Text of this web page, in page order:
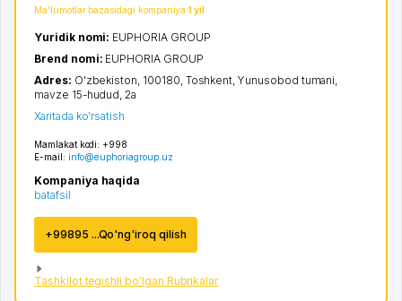
Ma'lumotlar bazasidagi kompaniya1 yil
Mamlakat kodi: +998
E-mail: info@euphoriagroup.uz
Kompaniya haqida
batafsil
+99895 ...Qo'ng'iroq qilish
Tashkilot tegishli bo'lgan Rubrikalar
Yuridik nomi: EUPHORIA GROUP
Brend nomi: EUPHORIA GROUP
Adres: O'zbekiston, 100180, Toshkent ,Yunusobod tumani
mavze 15-hudud , 2а
Xaritada ko'rsatish